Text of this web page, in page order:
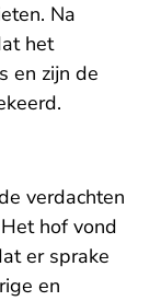
Na
het
en zijn de
verdachten
hof vond
er sprake
en